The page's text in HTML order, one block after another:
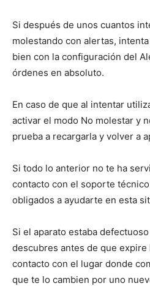
Si después de unos cuantos
molestando con alertas,
bien con la configuración del
órdenes en absoluto.
En caso de que al intentar
activar el modo No molestar y
prueba a recargarla y volver a
Si todo lo anterior no te ha
contacto con el soporte
obligados a ayudarte en esta
Si el aparato estaba
descubres antes de que expire
contacto con el lugar donde
que te lo cambien por uno